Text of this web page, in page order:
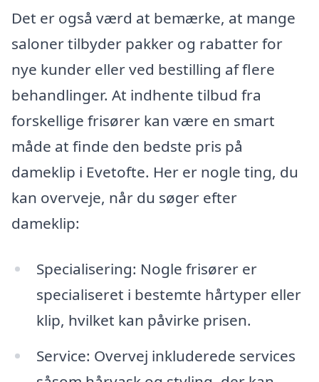
Det er også værd at bemærke, at mange
saloner tilbyder pakker og rabatter for
nye kunder eller ved bestilling af flere
behandlinger. At indhente tilbud fra
forskellige frisører kan være en smart
måde at finde den bedste pris på
dameklip i Evetofte. Her er nogle ting, du
kan overveje, når du søger efter
dameklip:
Specialisering: Nogle frisører er
specialiseret i bestemte hårtyper eller
klip, hvilket kan påvirke prisen.
Service: Overvej inkluderede services